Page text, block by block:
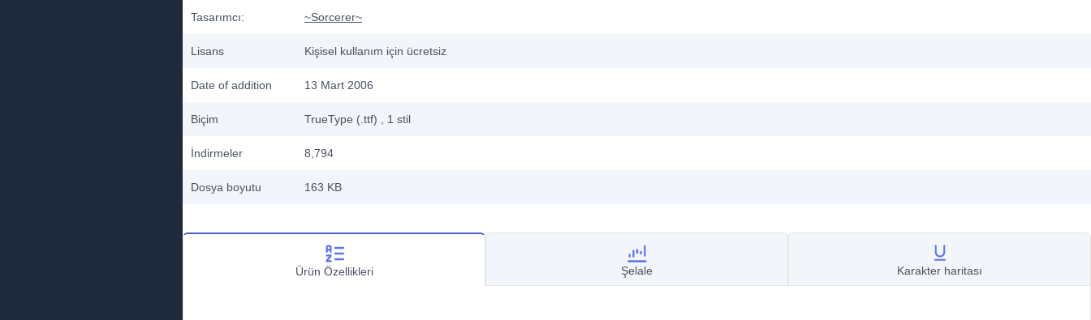
Tasarımcı: ~Sorcerer~
Lisans Kişisel kullanım için ücretsiz
Date of addition 13 Mart 2006
Biçim TrueType (.ttf) , 1 stil
İndirmeler 8,794
Dosya boyutu 163 KB
Ürün Özellikleri Şelale Karakter haritası